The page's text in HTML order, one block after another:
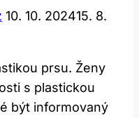
10. 10. 202415. 8.
prsu. Ženy
s plastickou
být informovaný